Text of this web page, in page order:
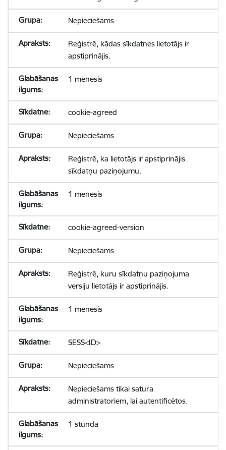
Nepieciešams
Reģistrē, kādas sīkdatnes lietotājs ir
apstiprinājis.
1 mēnesis
cookie-agreed
Nepieciešams
Reģistrē, ka lietotājs ir apstiprinājis
sīkdatņu paziņojumu.
1 mēnesis
cookie-agreed-version
Nepieciešams
Reģistrē, kuru sīkdatņu paziņojuma
versiju lietotājs ir apstiprinājis.
1 mēnesis
SESS<ID>
Nepieciešams
Nepieciešams tikai satura
administratoriem, lai autentificētos.
1 stunda